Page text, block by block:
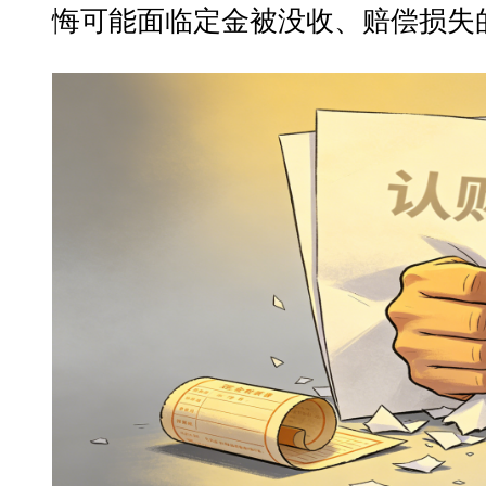
悔可能面临定金被没收、赔偿损失